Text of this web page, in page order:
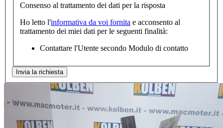
Consenso al trattamento dei dati per la risposta
Ho letto l'informativa da voi fornita e acconsento al
trattamento dei miei dati per le seguenti finalità:
Contattare l'Utente secondo Modulo di contatto